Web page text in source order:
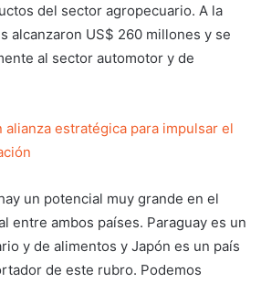
del sector agropecuario. A la
alcanzaron US$ 260 millones y se
al sector automotor y de
alianza estratégica para impulsar el
un potencial muy grande en el
entre ambos países. Paraguay es un
y de alimentos y Japón es un país
de este rubro. Podemos